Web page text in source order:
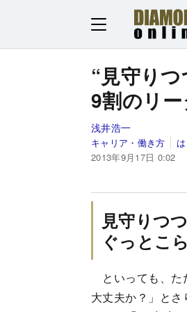
“見守り
9割のリ
浅井浩一
キャリア・働き方
2013年9月17日 0:02
見守りつ
ぐっとこ
といっても、た
大丈夫か？」と